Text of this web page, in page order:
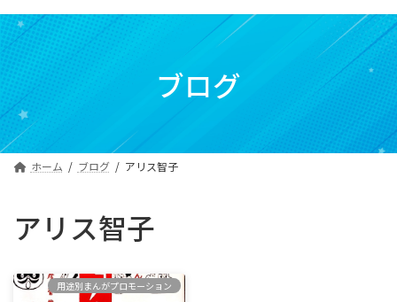
コ
ン
テ
ン
ツ
へ
キ
ナ
ビ
ゲ
ー
シ
ョ
に
ブログ
ホーム ブログ アリス智子
アリス智子
用途別まんがプロモーション